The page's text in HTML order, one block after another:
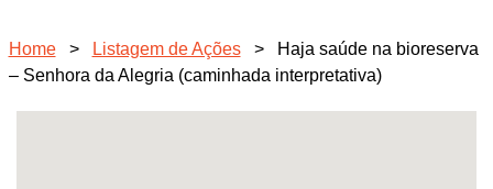
Home > Listagem de Ações >
Haja saúde na bioreserva
– Senhora da Alegria (caminhada interpretativa)